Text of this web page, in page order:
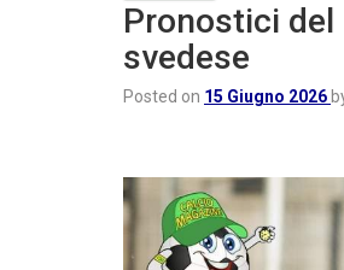
Pronostici del
svedese
Posted on 15 Giugno 2026